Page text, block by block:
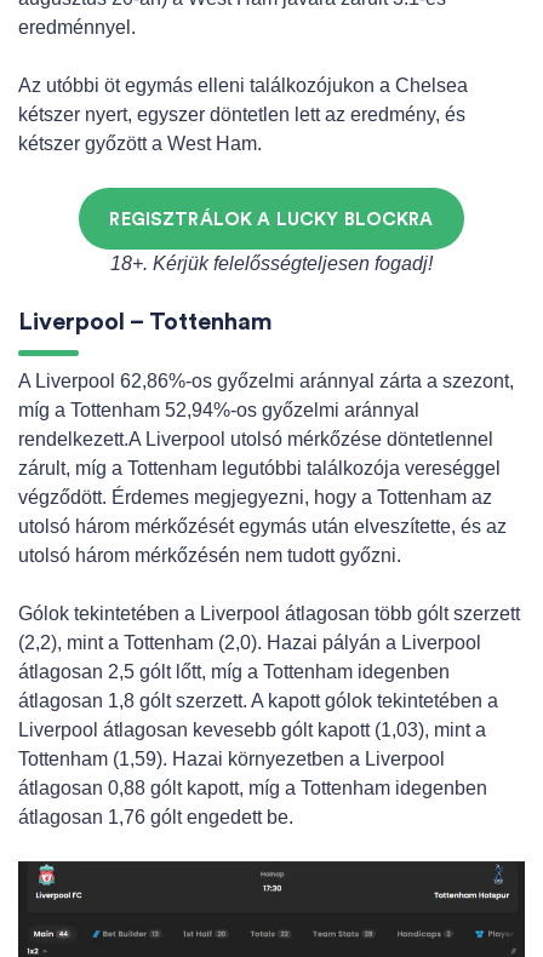
eredménnyel.
Az utóbbi öt egymás elleni találkozójukon a Chelsea
kétszer nyert, egyszer döntetlen lett az eredmény, és
kétszer győzött a West Ham.
REGISZTRÁLOK A LUCKY BLOCKRA
18+. Kérjük felelősségteljesen fogadj!
Liverpool – Tottenham
A Liverpool 62,86%-os győzelmi aránnyal zárta a szezont,
míg a Tottenham 52,94%-os győzelmi aránnyal
rendelkezett.A Liverpool utolsó mérkőzése döntetlennel
zárult, míg a Tottenham legutóbbi találkozója vereséggel
végződött. Érdemes megjegyezni, hogy a Tottenham az
utolsó három mérkőzését egymás után elveszítette, és az
utolsó három mérkőzésén nem tudott győzni.
Gólok tekintetében a Liverpool átlagosan több gólt szerzett
(2,2), mint a Tottenham (2,0). Hazai pályán a Liverpool
átlagosan 2,5 gólt lőtt, míg a Tottenham idegenben
átlagosan 1,8 gólt szerzett. A kapott gólok tekintetében a
Liverpool átlagosan kevesebb gólt kapott (1,03), mint a
Tottenham (1,59). Hazai környezetben a Liverpool
átlagosan 0,88 gólt kapott, míg a Tottenham idegenben
átlagosan 1,76 gólt engedett be.